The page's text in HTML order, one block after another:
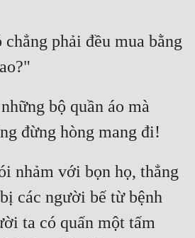
chẳng phải đều mua bằng
bộ quần áo mà
nhảm với bọn họ, thẳng
các người bế từ bệnh
ta có quấn một tấm